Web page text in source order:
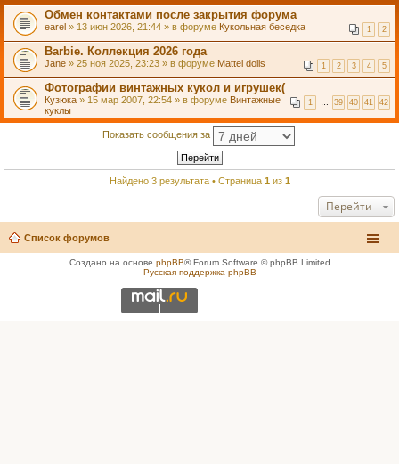
Обмен контактами после закрытия форума
1 2
earel » 13 июн 2026, 21:44 » в форуме Кукольная беседка
Barbie. Коллекция 2026 года
1 2 3 4 5
Jane » 25 ноя 2025, 23:23 » в форуме Mattel dolls
Фотографии винтажных кукол и игрушек(
1 39 40 41 42
Кузюка » 15 мар 2007, 22:54 » в форуме Винтажные
куклы
Показать сообщения за
Найдено 3 результата • Страница 1 из 1
Перейти
Список форумов
Создано на основе phpBB® Forum Software © phpBB Limited
Русская поддержка phpBB